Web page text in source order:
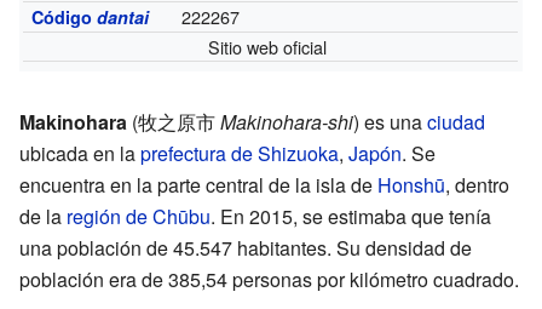
Códigodantai
222267
Sitio web oficial
Makinohara (牧之原市Makinohara-shi) es unaciudad
ubicada en laprefectura de Shizuoka, Japón. Se
encuentra en la parte central de la isla de Honshū, dentro
de la región de Chūbu. En 2015, se estimaba que tenía
una población de 45.547 habitantes. Su densidad de
población era de 385,54 personas por kilómetro cuadrado.